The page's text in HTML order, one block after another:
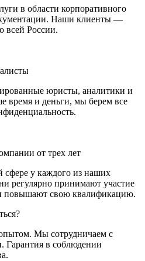
в области корпоративного
Наши клиенты —
всей России.
юристы, аналитики и
время и деньги, мы берем все
от трех лет
у каждого из наших
регулярно принимают участие
повышают свою квалификацию.
Мы сотрудничаем с
Гарантия в соблюдении